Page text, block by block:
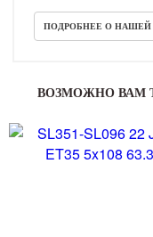
ПОДРОБНЕЕ О
ВОЗМОЖНО ВАМ